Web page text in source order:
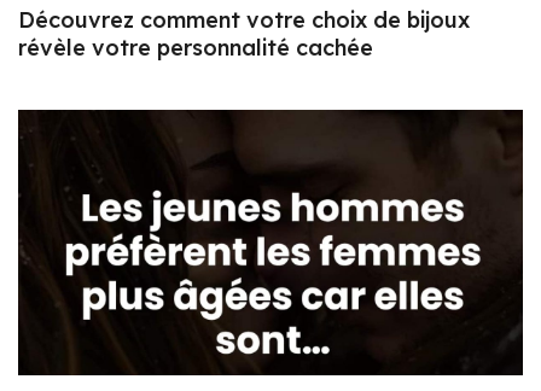
Découvrez comment votre choix de bijoux
révèle votre personnalité cachée